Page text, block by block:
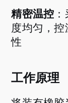
精密温控
度均匀，
性
工作原理